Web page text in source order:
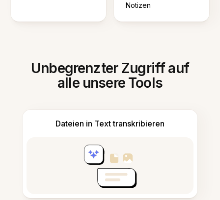
Notizen
Unbegrenzter Zugriff auf
alle unsere Tools
Dateien in Text transkribieren